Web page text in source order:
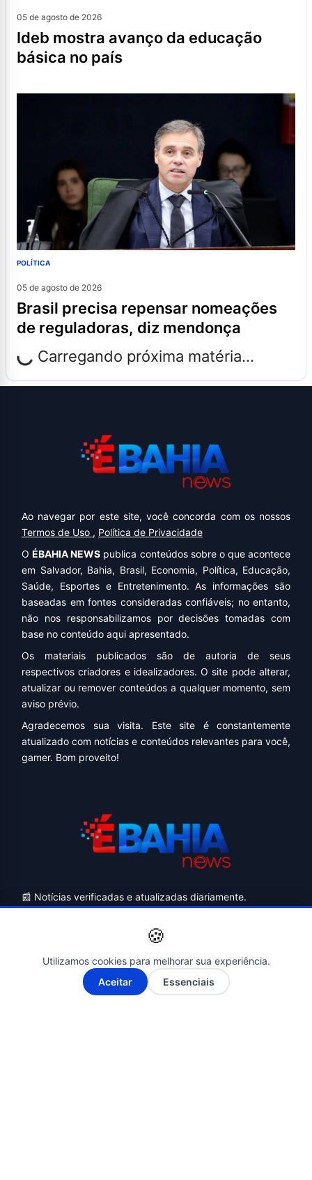
05 de agosto de 2026
ideb mostra avanço da educação
básica no país
POLÍTICA
05 de agosto de 2026
brasil precisa repensar nomeações
de reguladoras, diz mendonça
Carregando próxima matéria...
Ao navegar por este site, você concorda com os nossos
Termos de Uso , Política de Privacidade
OÉBAHIA NEWS publica conteúdos sobre o que acontece
em Salvador, Bahia, Brasil, Economia, Política, Educação,
Saúde, Esportes e Entretenimento. As informações são
baseadas em fontes consideradas confiáveis; no entanto,
não nos responsabilizamos por decisões tomadas com
base no conteúdo aqui apresentado.
Os materiais publicados são de autoria de seus
respectivos criadores e idealizadores. O site pode alterar,
atualizar ou remover conteúdos a qualquer momento, sem
aviso prévio.
Agradecemos sua visita. Este site é constantemente
atualizado com notícias e conteúdos relevantes para você,
gamer. Bom proveito!
📰 Notícias verificadas e atualizadas diariamente.
principais cidades da região.
responsabilidade jornalística.
📰 Informações apuradas em fontes oficiais e confiáveis.
A- A+
🍪
Utilizamos cookies para melhorar sua experiência.
Aceitar
Essenciais